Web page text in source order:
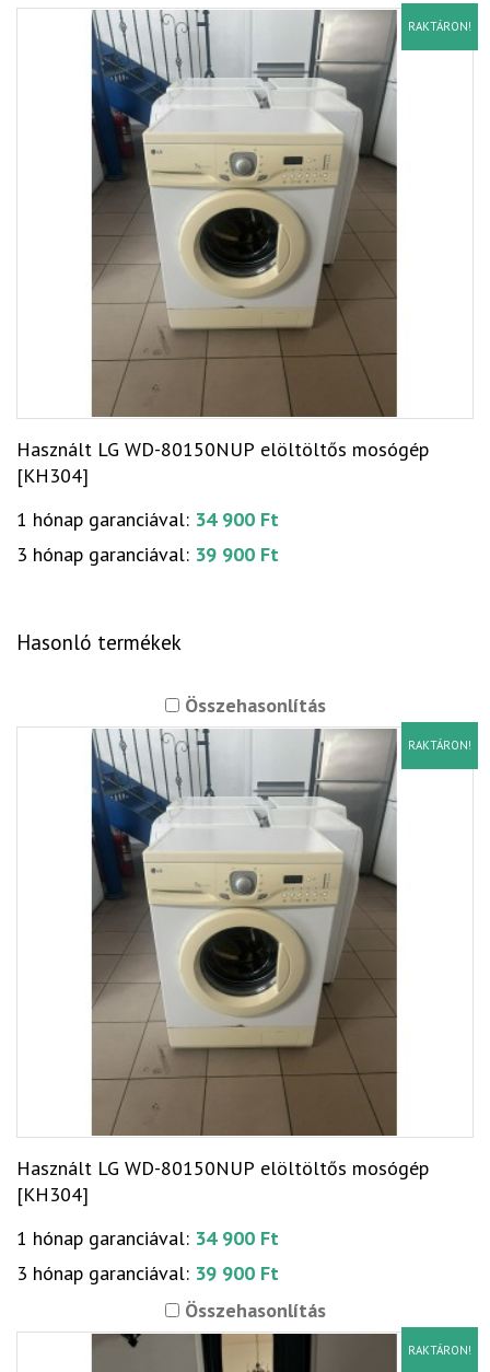
RAKTÁRON!
Használt LG WD-80150NUP elöltöltős mosógép
[KH304]
1 hónap garanciával: 34 900 Ft
3 hónap garanciával: 39 900 Ft
Hasonló termékek
Összehasonlítás
RAKTÁRON!
Használt LG WD-80150NUP elöltöltős mosógép
[KH304]
1 hónap garanciával: 34 900 Ft
3 hónap garanciával: 39 900 Ft
Összehasonlítás
RAKTÁRON!